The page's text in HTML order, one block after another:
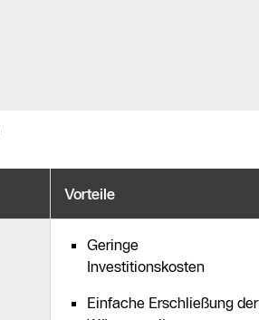
Vorteile
Geringe
Investitionskosten
Einfache Erschließung der